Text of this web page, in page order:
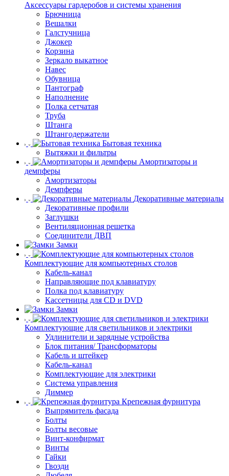
Аксессуары гардеробов и системы хранения
Брючница
Вешалки
Галстучница
Джокер
Корзина
Зеркало выкатное
Навес
Обувница
Пантограф
Наполнение
Полка сетчатая
Труба
Штанга
Штангодержатели
Бытовая техника
Вытяжки и фильтры
Амортизаторы и
демпферы
Амортизаторы
Демпферы
Декоративные материалы
Декоративные профили
Заглушки
Вентиляционная решетка
Соединители ДВП
Замки
Комплектующие для компьютерных столов
Кабель-канал
Направляющие под клавиатуру
Полка под клавиатуру
Кассетницы для CD и DVD
Замки
Комплектующие для светильников и электрики
Удлинители и зарядные устройства
Блок питания/ Трансформаторы
Кабель и штейкер
Кабель-канал
Комплектующие для электрики
Система управления
Диммер
Крепежная фурнитура
Выпрямитель фасада
Болты
Болты весовые
Винт-конфирмат
Винты
Гайки
Гвозди